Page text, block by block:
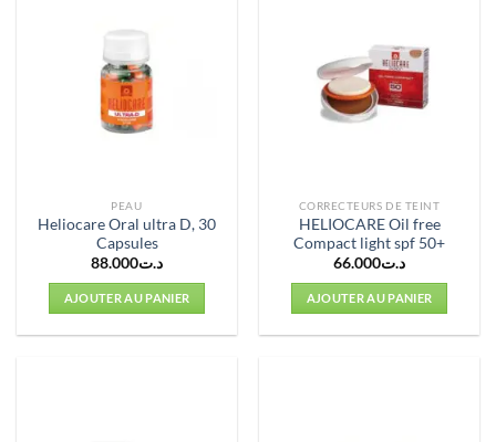
PEAU
Heliocare Oral ultra D, 30
Capsules
د.ت88.000
AJOUTER AU PANIER
CORRECTEURS DE TEINT
HELIOCARE Oil free
Compact light spf 50+
د.ت66.000
AJOUTER AU PANIER